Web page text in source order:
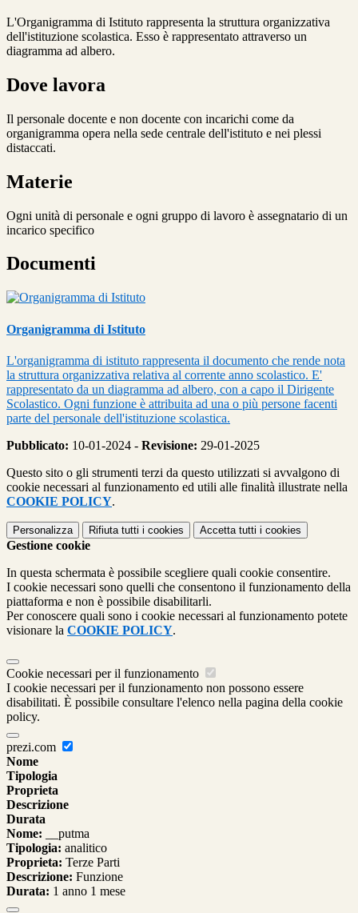
L'Organigramma di Istituto rappresenta la struttura organizzativa
dell'istituzione scolastica. Esso è rappresentato attraverso un
diagramma ad albero.
Dove lavora
Il personale docente e non docente con incarichi come da
organigramma opera nella sede centrale dell'istituto e nei plessi
distaccati.
Materie
Ogni unità di personale e ogni gruppo di lavoro è assegnatario di un
incarico specifico
Documenti
Organigramma di Istituto
L'organigramma di istituto rappresenta il documento che rende nota
la struttura organizzativa relativa al corrente anno scolastico. E'
rappresentato da un diagramma ad albero, con a capo il Dirigente
Scolastico. Ogni funzione è attribuita ad una o più persone facenti
parte del personale dell'istituzione scolastica.
Pubblicato: 10-01-2024 - Revisione: 29-01-2025
Questo sito o gli strumenti terzi da questo utilizzati si avvalgono di
cookie necessari al funzionamento ed utili alle finalità illustrate nella
COOKIE POLICY.
Personalizza Rifiuta tutti i cookies Accetta tutti i cookies
Gestione cookie
In questa schermata è possibile scegliere quali cookie consentire.
I cookie necessari sono quelli che consentono il funzionamento della
piattaforma e non è possibile disabilitarli.
Per conoscere quali sono i cookie necessari al funzionamento potete
visionare la COOKIE POLICY.
Cookie necessari per il funzionamento
I cookie necessari per il funzionamento non possono essere
disabilitati. È possibile consultare l'elenco nella pagina della cookie
policy.
prezi.com
Nome
Tipologia
Proprieta
Descrizione
Durata
Nome: __putma
Tipologia: analitico
Proprieta: Terze Parti
Descrizione: Funzione
Durata: 1 anno 1 mese